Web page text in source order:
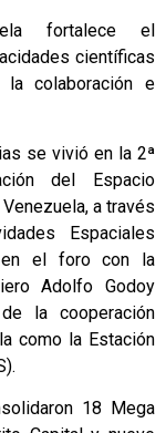
fortalece el
científicas
colaboración e
se vivió en la 2ª
del Espacio
a través
Espaciales
en el foro con la
Adolfo Godoy
la cooperación
como la Estación
18 Mega